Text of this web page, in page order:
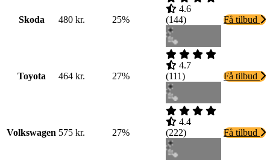
Skoda 480 kr. 25%
4.6
(144) Få tilbud
Toyota 464 kr. 27%
4.7
(111) Få tilbud
Volkswagen 575 kr. 27%
4.4
(222) Få tilbud